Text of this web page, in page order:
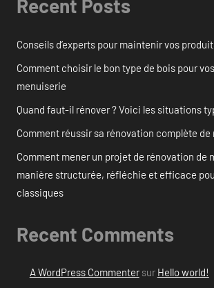
Recent Posts
Conseils d’experts pour maintenir vos
Comment choisir le bon type de bois pour
menuiserie
Quand faut-il rénover ? Voici les situations
Comment réussir sa rénovation complète de
Comment mener un projet de rénovation de
manière structurée, réfléchie et efficace
classiques
Recent Comments
A WordPress Commentersur Hello world!